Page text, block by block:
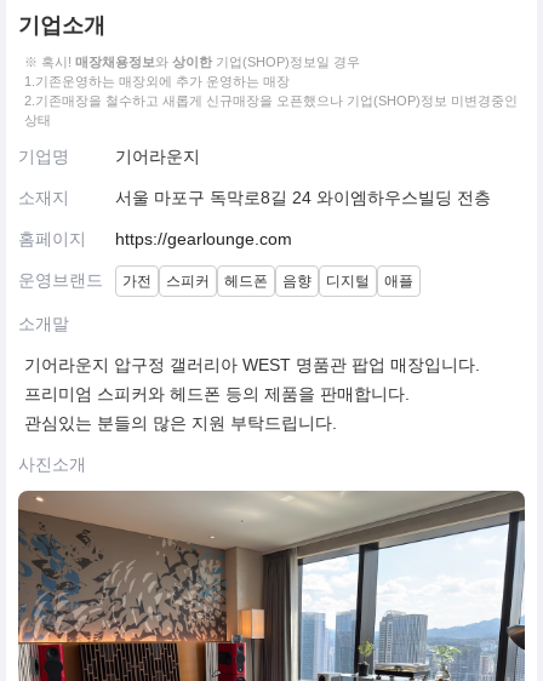
기업소개
※ 혹시! 매장채용정보와 상이한 기업(SHOP)정보일 경우
1.기존운영하는 매장외에 추가 운영하는 매장
2.기존매장을 철수하고 새롭게 신규매장을 오픈했으나 기업(SHOP)정보 미변경중인
상태
기업명 기어라운지
소재지 서울 마포구 독막로8길 24 와이엠하우스빌딩 전층
홈페이지 https://gearlounge.com
운영브랜드 가전 스피커 헤드폰 음향 디지털 애플
소개말
기어라운지 압구정 갤러리아 WEST 명품관 팝업 매장입니다.
프리미엄 스피커와 헤드폰 등의 제품을 판매합니다.
관심있는 분들의 많은 지원 부탁드립니다.
사진소개